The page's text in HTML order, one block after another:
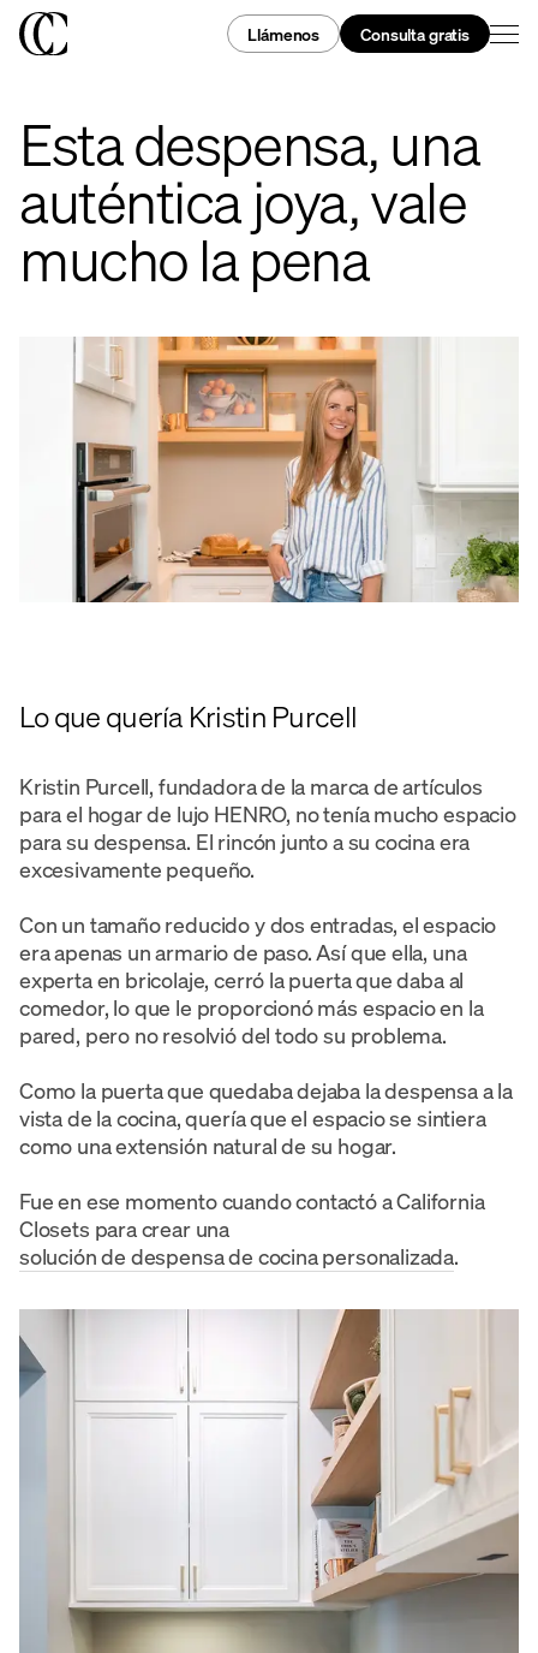
Llámenos Consulta gratis
Esta despensa, una
auténtica joya, vale
mucho la pena
Lo que quería Kristin Purcell
Kristin Purcell, fundadora de la marca de artículos
para el hogar de lujo HENRO, no tenía mucho espacio
para su despensa. El rincón junto a su cocina era
excesivamente pequeño.
Con un tamaño reducido y dos entradas, el espacio
era apenas un armario de paso. Así que ella, una
experta en bricolaje, cerró la puerta que daba al
comedor, lo que le proporcionó más espacio en la
pared, pero no resolvió del todo su problema.
Como la puerta que quedaba dejaba la despensa a la
vista de la cocina, quería que el espacio se sintiera
como una extensión natural de su hogar.
Fue en ese momento cuando contactó a California
Closets para crear una
solución de despensa de cocina personalizada.